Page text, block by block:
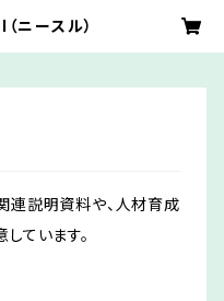
ースル）
連説明資料や、人材育成
ています。